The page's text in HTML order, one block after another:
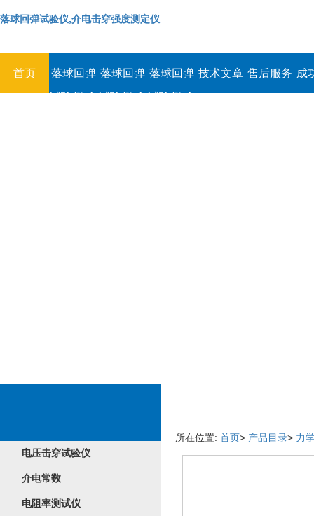
落球回弹试验仪,介电击穿强度测定仪
首页
落球回弹
试验仪,介
落球回弹
试验仪,介
落球回弹
试验仪,介
技术文章 售后服务 成
电压击穿试验仪
介电常数
电阻率测试仪
所在位置: 首页> 产品目录> 力